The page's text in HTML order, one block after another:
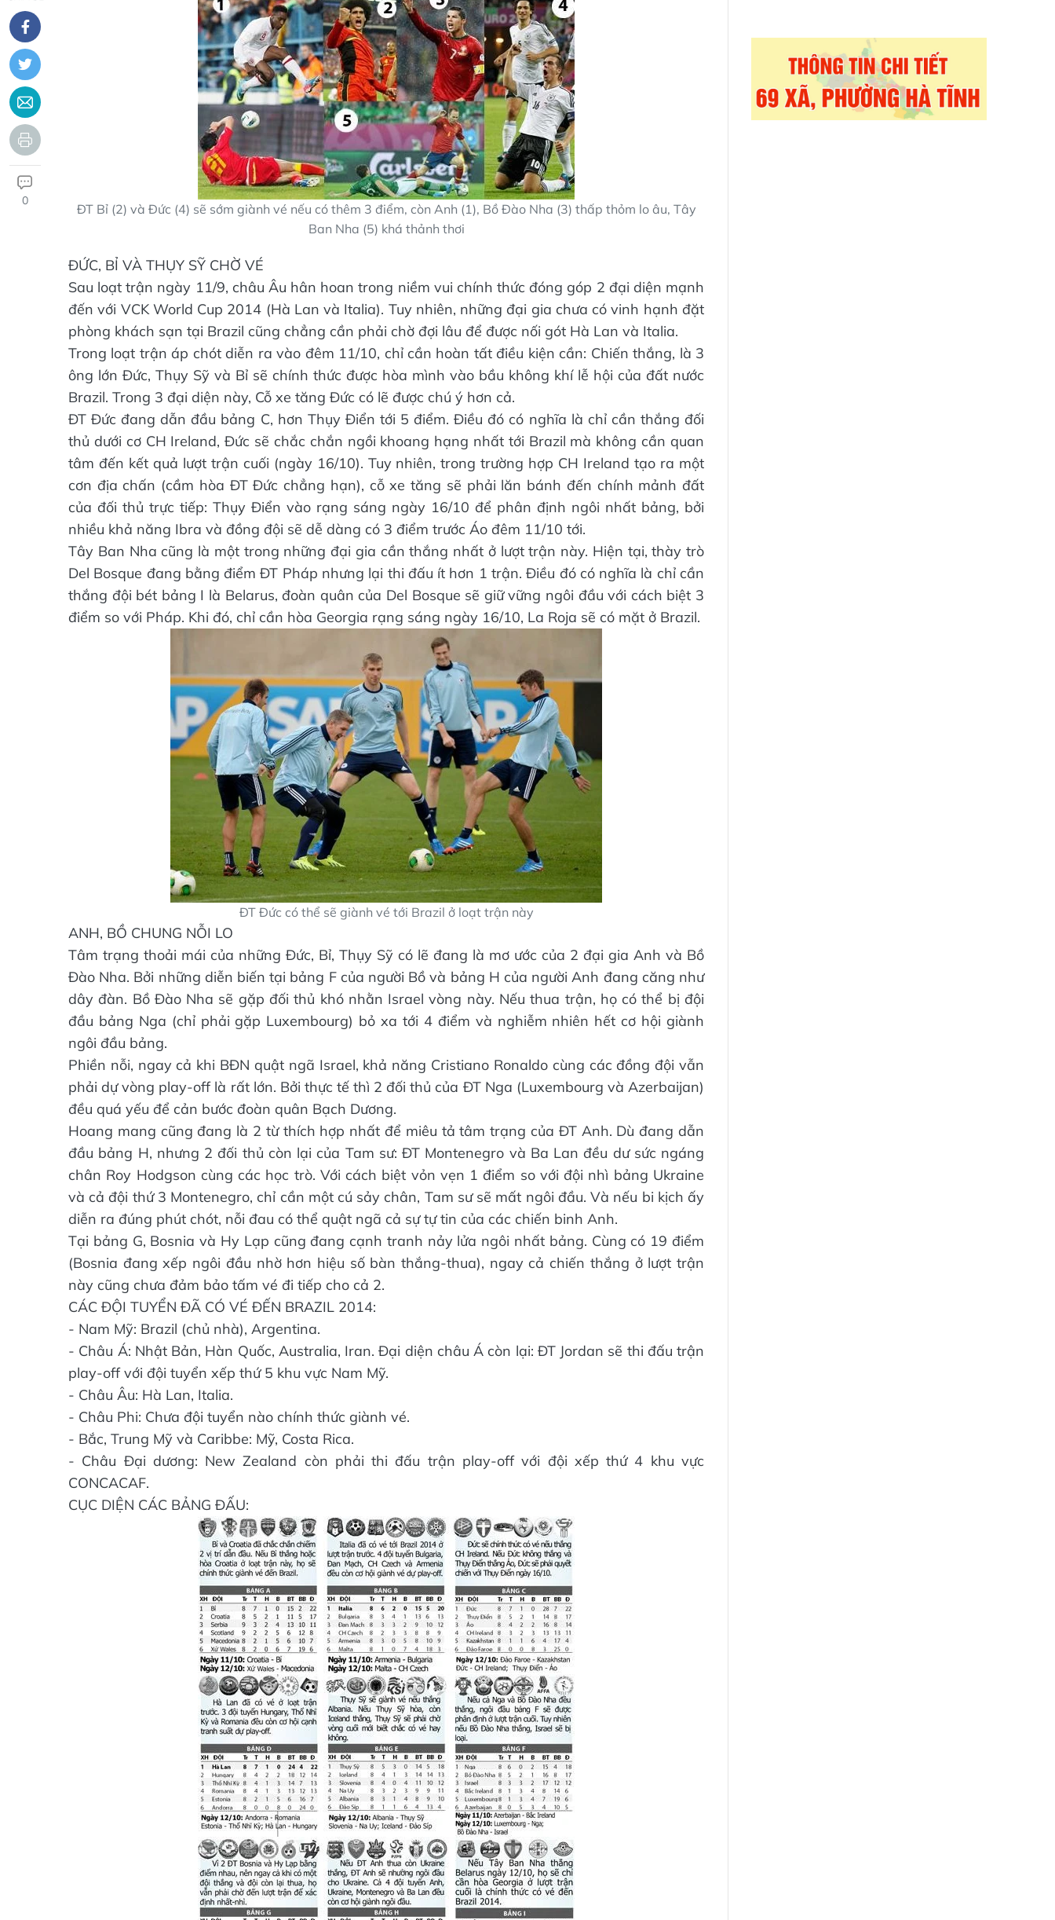
0
ĐT Bỉ (2) và Đức (4) sẽ sớm giành vé nếu có thêm 3 điểm, còn Anh (1), Bồ Đào Nha (3) thấp thỏm lo âu, Tây
Ban Nha (5) khá thảnh thơi
ĐỨC, BỈ VÀ THỤY SỸ CHỜ VÉ
Sau loạt trận ngày 11/9, châu Âu hân hoan trong niềm vui chính thức đóng góp 2 đại diện mạnh
đến với VCK World Cup 2014 (Hà Lan và Italia). Tuy nhiên, những đại gia chưa có vinh hạnh đặt
phòng khách sạn tại Brazil cũng chẳng cần phải chờ đợi lâu để được nối gót Hà Lan và Italia.
Trong loạt trận áp chót diễn ra vào đêm 11/10, chỉ cần hoàn tất điều kiện cần: Chiến thắng, là 3
ông lớn Đức, Thụy Sỹ và Bỉ sẽ chính thức được hòa mình vào bầu không khí lễ hội của đất nước
Brazil. Trong 3 đại diện này, Cỗ xe tăng Đức có lẽ được chú ý hơn cả.
ĐT Đức đang dẫn đầu bảng C, hơn Thụy Điển tới 5 điểm. Điều đó có nghĩa là chỉ cần thắng đối
thủ dưới cơ CH Ireland, Đức sẽ chắc chắn ngồi khoang hạng nhất tới Brazil mà không cần quan
tâm đến kết quả lượt trận cuối (ngày 16/10). Tuy nhiên, trong trường hợp CH Ireland tạo ra một
cơn địa chấn (cầm hòa ĐT Đức chẳng hạn), cỗ xe tăng sẽ phải lăn bánh đến chính mảnh đất
của đối thủ trực tiếp: Thụy Điển vào rạng sáng ngày 16/10 để phân định ngôi nhất bảng, bởi
nhiều khả năng Ibra và đồng đội sẽ dễ dàng có 3 điểm trước Áo đêm 11/10 tới.
Tây Ban Nha cũng là một trong những đại gia cần thắng nhất ở lượt trận này. Hiện tại, thày trò
Del Bosque đang bằng điểm ĐT Pháp nhưng lại thi đấu ít hơn 1 trận. Điều đó có nghĩa là chỉ cần
thắng đội bét bảng I là Belarus, đoàn quân của Del Bosque sẽ giữ vững ngôi đầu với cách biệt 3
điểm so với Pháp. Khi đó, chỉ cần hòa Georgia rạng sáng ngày 16/10, La Roja sẽ có mặt ở Brazil.
ĐT Đức có thể sẽ giành vé tới Brazil ở loạt trận này
ANH, BỒ CHUNG NỖI LO
Tâm trạng thoải mái của những Đức, Bỉ, Thụy Sỹ có lẽ đang là mơ ước của 2 đại gia Anh và Bồ
Đào Nha. Bởi những diễn biến tại bảng F của người Bồ và bảng H của người Anh đang căng như
dây đàn. Bồ Đào Nha sẽ gặp đối thủ khó nhằn Israel vòng này. Nếu thua trận, họ có thể bị đội
đầu bảng Nga (chỉ phải gặp Luxembourg) bỏ xa tới 4 điểm và nghiễm nhiên hết cơ hội giành
ngôi đầu bảng.
Phiền nỗi, ngay cả khi BĐN quật ngã Israel, khả năng Cristiano Ronaldo cùng các đồng đội vẫn
phải dự vòng play-off là rất lớn. Bởi thực tế thì 2 đối thủ của ĐT Nga (Luxembourg và Azerbaijan)
đều quá yếu để cản bước đoàn quân Bạch Dương.
Hoang mang cũng đang là 2 từ thích hợp nhất để miêu tả tâm trạng của ĐT Anh. Dù đang dẫn
đầu bảng H, nhưng 2 đối thủ còn lại của Tam sư: ĐT Montenegro và Ba Lan đều dư sức ngáng
chân Roy Hodgson cùng các học trò. Với cách biệt vỏn vẹn 1 điểm so với đội nhì bảng Ukraine
và cả đội thứ 3 Montenegro, chỉ cần một cú sảy chân, Tam sư sẽ mất ngôi đầu. Và nếu bi kịch ấy
diễn ra đúng phút chót, nỗi đau có thể quật ngã cả sự tự tin của các chiến binh Anh.
Tại bảng G, Bosnia và Hy Lạp cũng đang cạnh tranh nảy lửa ngôi nhất bảng. Cùng có 19 điểm
(Bosnia đang xếp ngôi đầu nhờ hơn hiệu số bàn thắng-thua), ngay cả chiến thắng ở lượt trận
này cũng chưa đảm bảo tấm vé đi tiếp cho cả 2.
CÁC ĐỘI TUYỂN ĐÃ CÓ VÉ ĐẾN BRAZIL 2014:
- Nam Mỹ: Brazil (chủ nhà), Argentina.
- Châu Á: Nhật Bản, Hàn Quốc, Australia, Iran. Đại diện châu Á còn lại: ĐT Jordan sẽ thi đấu trận
play-off với đội tuyển xếp thứ 5 khu vực Nam Mỹ.
- Châu Âu: Hà Lan, Italia.
- Châu Phi: Chưa đội tuyển nào chính thức giành vé.
- Bắc, Trung Mỹ và Caribbe: Mỹ, Costa Rica.
- Châu Đại dương: New Zealand còn phải thi đấu trận play-off với đội xếp thứ 4 khu vực
CONCACAF.
CỤC DIỆN CÁC BẢNG ĐẤU: